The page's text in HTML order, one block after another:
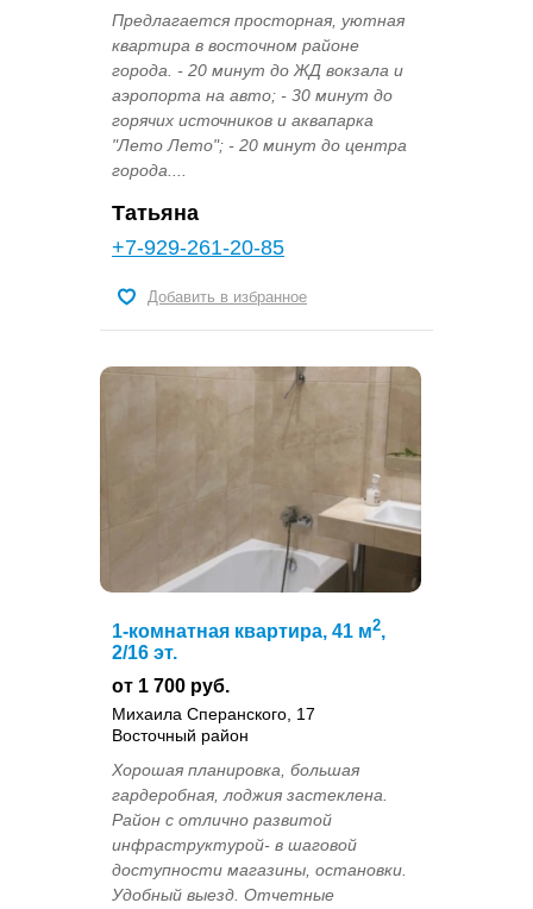
Предлагается просторная, уютная
квартира в востoчнoм paйoнe
города. - 20 минут до ЖД вокзала и
аэропорта на авто; - 30 минут до
горячих источников и аквапарка
"Лето Лето"; - 20 минут до центра
города....
Татьяна
+7-929-261-20-85
Добавить в избранное
1-комнатная квартира, 41 м2,
2/16 эт.
от 1 700 руб.
Михаила Сперанского, 17
Восточный район
Хорошая планировка, большая
гардеробная, лоджия застеклена.
Район с отлично развитой
инфраструктурой- в шаговой
доступности магазины, остановки.
Удобный выезд. Отчетные